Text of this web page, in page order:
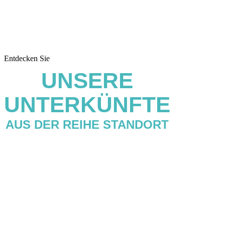
Entdecken Sie
UNSERE
UNTERKÜNFTE
AUS DER REIHE STANDORT